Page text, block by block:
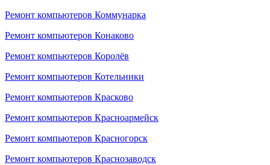
Ремонт компьютеров Коммунарка
Ремонт компьютеров Конаково
Ремонт компьютеров Королёв
Ремонт компьютеров Котельники
Ремонт компьютеров Красково
Ремонт компьютеров Красноармейск
Ремонт компьютеров Красногорск
Ремонт компьютеров Краснозаводск